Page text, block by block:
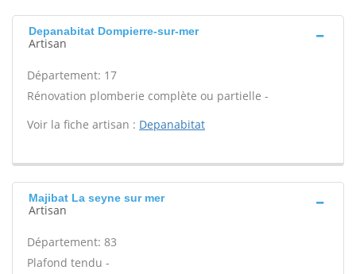
Depanabitat Dompierre-sur-mer
Artisan
Département: 17
Rénovation plomberie complète ou partielle -
Voir la fiche artisan : Depanabitat
Majibat La seyne sur mer
Artisan
Département: 83
Plafond tendu -